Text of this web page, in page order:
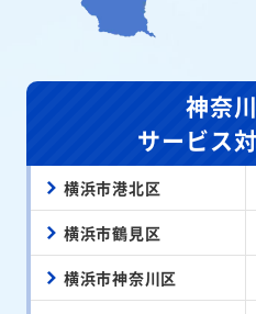
神奈
サービス
横浜市港北区
横浜市鶴見区
横浜市神奈川区